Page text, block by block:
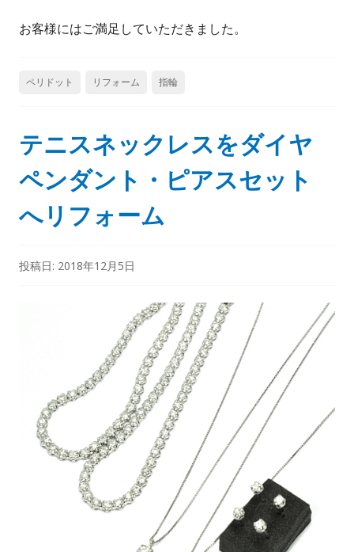
お客様にはご満足していただきました。
ペリドット リフォーム 指輪
テニスネックレスをダイヤ
ペンダント・ピアスセット
へリフォーム
投稿日: 2018年12月5日